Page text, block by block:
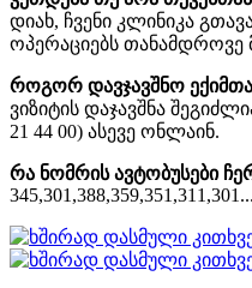
დიახ, ჩვენი კლინიკა
ოპერაციებს
როგორ დავჯავშნო
ვიზიტის დაჯავშნა
21 44 00) ასევე ონლაინ.
რა ნომრის ავტობუსები
345,301,388,359,351,311,301...